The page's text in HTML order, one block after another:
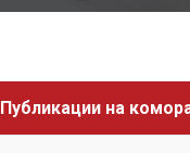
Публикации на